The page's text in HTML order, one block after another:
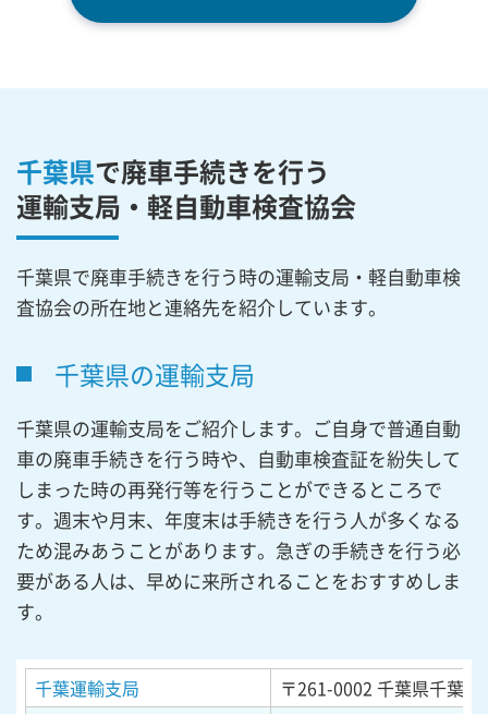
千葉県で廃車手続きを行う
運輸支局・軽自動車検査協会
千葉県で廃車手続きを行う時の運輸支局・軽自動車検
査協会の所在地と連絡先を紹介しています。
千葉県の運輸支局
千葉県の運輸支局をご紹介します。ご自身で普通自動
車の廃車手続きを行う時や、自動車検査証を紛失して
しまった時の再発行等を行うことができるところで
す。週末や月末、年度末は手続きを行う人が多くなる
ため混みあうことがあります。急ぎの手続きを行う必
要がある人は、早めに来所されることをおすすめしま
す。
千葉運輸支局 〒261-0002 千葉県千葉